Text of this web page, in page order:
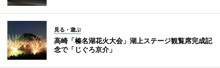
見る・遊ぶ
高崎「榛名湖花火大会」湖上ステージ観覧席完成記
念で「じぐろ京介」